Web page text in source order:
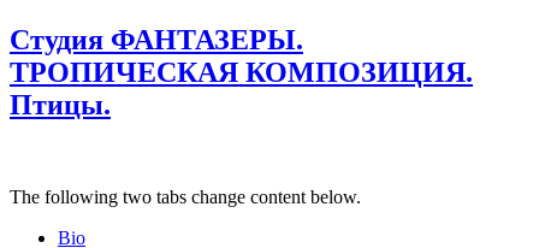
Студия ФАНТАЗЕРЫ.
ТРОПИЧЕСКАЯ КОМПОЗИЦИЯ.
Птицы.
The following two tabs change content below.
Bio